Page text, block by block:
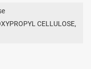
CELLULOSE,